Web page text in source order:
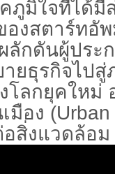
ภูมิใจที่ได้มี
องสตาร์ทอั
ลักดันผู้ประ
ยธุรกิจไป
ลกยุคใหม่
มือง (
สิ่งแวดล้อม